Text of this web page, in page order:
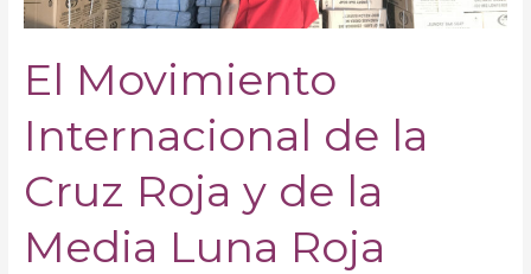
El Movimiento
Internacional de la
Cruz Roja y de la
Media Luna Roja
de
la
Media
Luna
intensifica
respuesta
para